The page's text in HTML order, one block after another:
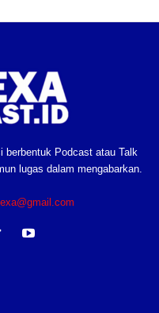
berbentuk Podcast atau Talk
lugas dalam mengabarkan.